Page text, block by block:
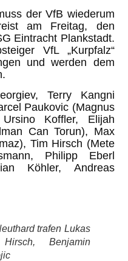
der VfB wiederum
am Freitag, den
Eintracht Plankstadt.
VfL „Kurpfalz“
und werden dem
Terry Kangni
Paukovic (Magnus
Koffler, Elijah
Can Torun), Max
Tim Hirsch (Mete
Philipp Eberl
Köhler, Andreas
trafen Lukas
Benjamin